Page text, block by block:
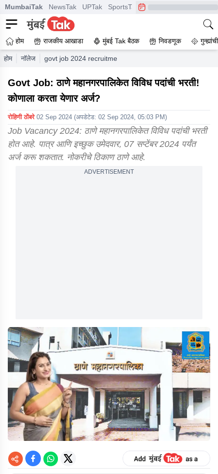
MumbaiTak NewsTak UPTak SportsTak CrimeTak
होम राजकीय आखाडा मुंबई Tak बैठक निवडणूक
होम नॉलेज govt job 2024 recruitment in thane municipal
Govt Job: ठाणे महानगरपालिकेत विविध पदांची भरती!
कोणाला करता येणार अर्ज?
रोहिणी ठोंबरे 02 Sep 2024 (अपडेटेड: 02 Sep 2024, 05:03 PM)
Job Vacancy 2024: ठाणे महानगरपालिकेत विविध पदांची भरती
होत आहे. पात्र आणि इच्छुक उमेदवार, 07 सप्टेंबर 2024 पर्यंत
अर्ज करू शकतात. नोकरीचे ठिकाण ठाणे आहे.
ADVERTISEMENT